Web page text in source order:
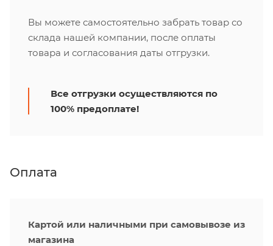
Вы можете самостоятельно забрать товар со
склада нашей компании, после оплаты
товара и согласования даты отгрузки.
Все отгрузки осуществляются по
100% предоплате!
Оплата
Картой или наличными при самовывозе из
магазина